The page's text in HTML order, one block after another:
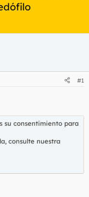
#1
su consentimiento para
consulte nuestra